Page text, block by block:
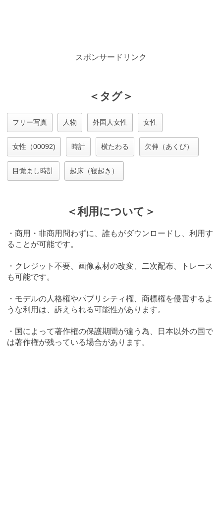
スポンサードリンク
＜タグ＞
フリー写真 人物 外国人女性 女性
女性（00092) 時計 横たわる 欠伸（あくび）
目覚まし時計 起床（寝起き）
＜利用について＞
・商用・非商用問わずに、誰もがダウンロードし、利用す
ることが可能です。
・クレジット不要、画像素材の改変、二次配布、トレース
も可能です。
・モデルの人格権やパブリシティ権、商標権を侵害するよ
うな利用は、訴えられる可能性があります。
・国によって著作権の保護期間が違う為、日本以外の国で
は著作権が残っている場合があります。